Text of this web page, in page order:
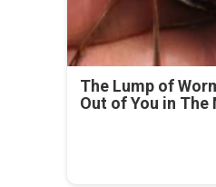
The Lump of
Out of You in